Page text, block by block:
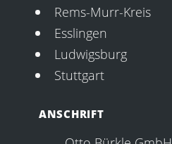
Rems-Murr-Kreis
Esslingen
Ludwigsburg
Stuttgart
ANSCHRIFT